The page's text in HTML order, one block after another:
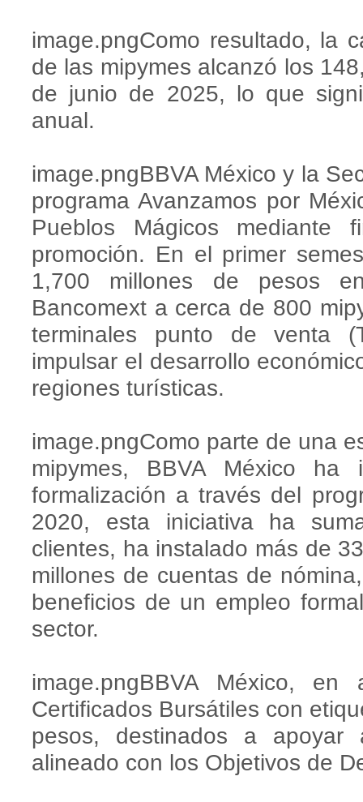
image.pngComo resultado, la
de las mipymes alcanzó los
de junio de 2025, lo que
anual.
image.pngBBVA México y la
programa Avanzamos por
Pueblos Mágicos mediante
promoción. En el primer
1,700 millones de pesos
Bancomext a cerca de 800
terminales punto de venta
impulsar el desarrollo
regiones turísticas.
image.pngComo parte de una
mipymes, BBVA México ha
formalización a través del
2020, esta iniciativa ha
clientes, ha instalado más de
millones de cuentas de
beneficios de un empleo
sector.
image.pngBBVA México,
Certificados Bursátiles con
pesos, destinados a
alineado con los Objetivos de